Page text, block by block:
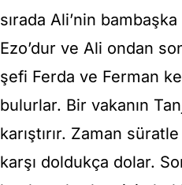
sırada Ali’nin
Ezo’dur ve Ali ondan
şefi Ferda ve Ferman
bulurlar. Bir vakanın
karıştırır. Zaman
karşı doldukça dolar.